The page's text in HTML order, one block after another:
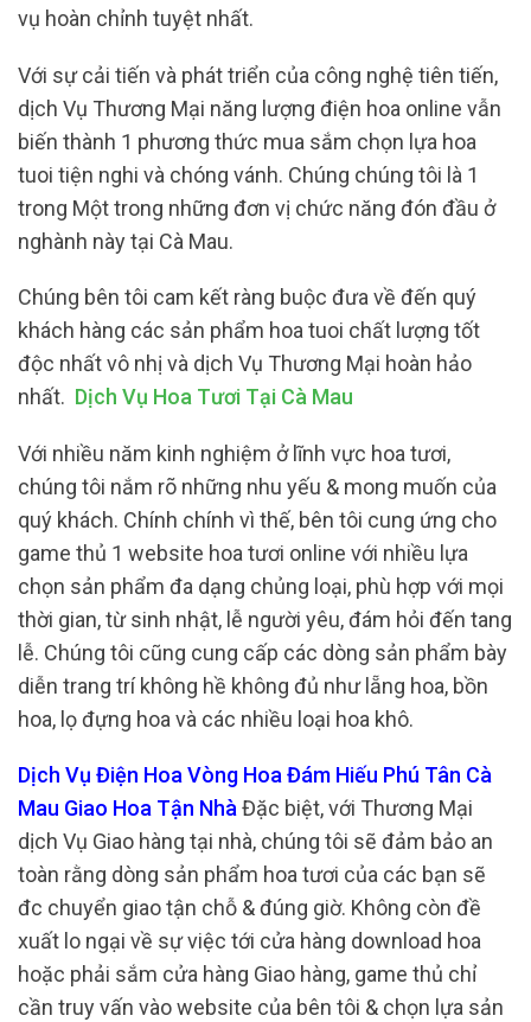
vụ hoàn chỉnh tuyệt nhất.
Với sự cải tiến và phát triển của công nghệ tiên tiến,
dịch Vụ Thương Mại năng lượng điện hoa online vẫn
biến thành 1 phương thức mua sắm chọn lựa hoa
tuoi tiện nghi và chóng vánh. Chúng chúng tôi là 1
trong Một trong những đơn vị chức năng đón đầu ở
nghành này tại Cà Mau.
Chúng bên tôi cam kết ràng buộc đưa về đến quý
khách hàng các sản phẩm hoa tuoi chất lượng tốt
độc nhất vô nhị và dịch Vụ Thương Mại hoàn hảo
nhất. Dịch Vụ Hoa Tươi Tại Cà Mau
Với nhiều năm kinh nghiệm ở lĩnh vực hoa tươi,
chúng tôi nắm rõ những nhu yếu & mong muốn của
quý khách. Chính chính vì thế, bên tôi cung ứng cho
game thủ 1 website hoa tươi online với nhiều lựa
chọn sản phẩm đa dạng chủng loại, phù hợp với mọi
thời gian, từ sinh nhật, lễ người yêu, đám hỏi đến tang
lễ. Chúng tôi cũng cung cấp các dòng sản phẩm bày
diễn trang trí không hề không đủ như lẵng hoa, bồn
hoa, lọ đựng hoa và các nhiều loại hoa khô.
Dịch Vụ Điện Hoa Vòng Hoa Đám Hiếu Phú Tân Cà
Mau Giao Hoa Tận Nhà Đặc biệt, với Thương Mại
dịch Vụ Giao hàng tại nhà, chúng tôi sẽ đảm bảo an
toàn rằng dòng sản phẩm hoa tươi của các bạn sẽ
đc chuyển giao tận chỗ & đúng giờ. Không còn đề
xuất lo ngại về sự việc tới cửa hàng download hoa
hoặc phải sắm cửa hàng Giao hàng, game thủ chỉ
cần truy vấn vào website của bên tôi & chọn lựa sản